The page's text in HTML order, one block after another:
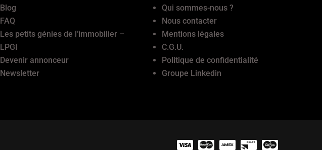
Blog
FAQ
Les petits génies de l’immobilier –
LPGI
Devenir annonceur
Newsletter
Qui sommes-nous ?
Nous contacter
Mentions légales
C.G.U.
Politique de confidentialité
Groupe Linkedin